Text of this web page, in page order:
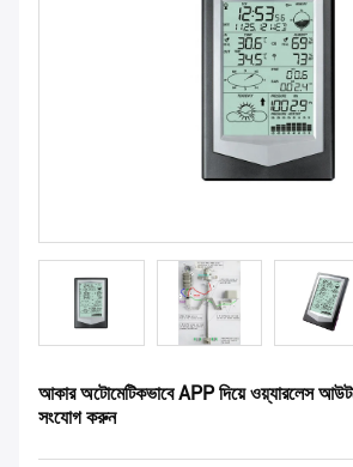
আকার অটোমেটিকভাবে APP দিয়ে ওয়্যারলেস
সংযোগ করুন